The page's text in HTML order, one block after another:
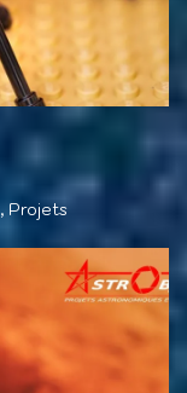
, Projets